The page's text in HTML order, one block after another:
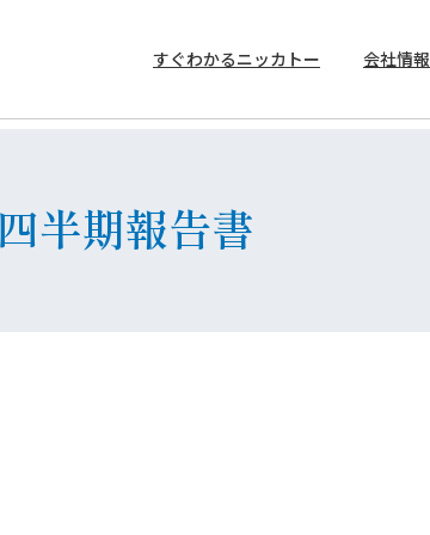
すぐわかるニッカトー 会社情報
半期報告書